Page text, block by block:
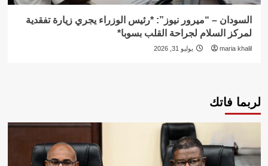
السودان – “ميرور نيوز”: *رئيس الوزراء يجري زيارة تفقدية
لمركز السلام لجراحة القلب بسوبا*
maria khalil يوليو 31, 2026
لربما فاتك